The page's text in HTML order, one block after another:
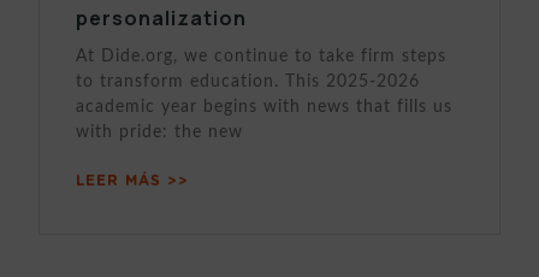
personalization
At Dide.org, we continue to take firm steps
to transform education. This 2025-2026
academic year begins with news that fills us
with pride: the new
LEER MÁS >>